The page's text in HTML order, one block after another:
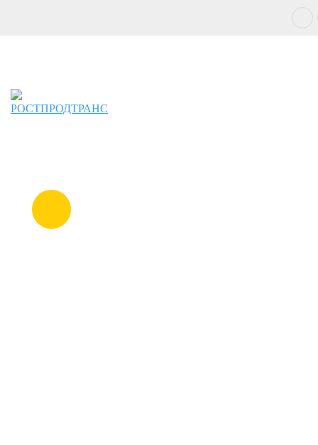
ЗАКАЗАТЬ
ЗВОНОК